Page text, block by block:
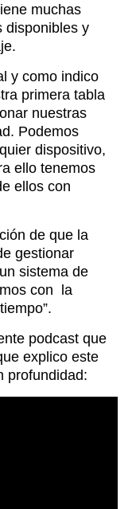
muchas
disponibles y
y como indico
primera tabla
nuestras
Podemos
dispositivo,
ello tenemos
ellos con
de que la
gestionar
sistema de
con la
podcast que
explico este
profundidad: